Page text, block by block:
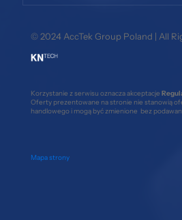
© 2024 AccTek Group Poland | All
Korzystanie z serwisu oznacza akceptacje
Oferty prezentowane na stronie nie stanowią
handlowego i mogą być zmienione bez
Mapa strony